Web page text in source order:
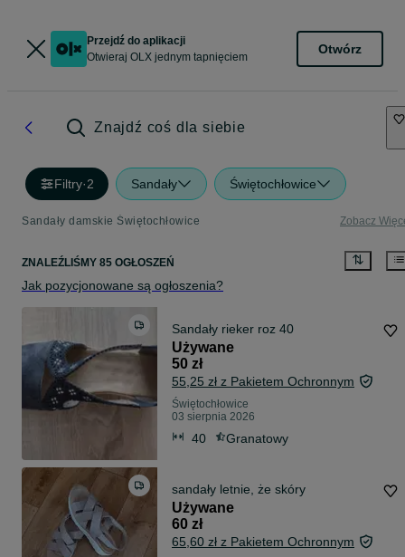
Przejdź do aplikacji
Otwieraj OLX jednym tapnięciem
Otwórz
Znajdź coś dla siebie
Filtry·2 Sandały Świętochłowice
Sandały damskie Świętochłowice Zobacz
ZNALEŹLIŚMY 85 OGŁOSZEŃ
Jak pozycjonowane są ogłoszenia?
Sandały rieker roz 40
Używane
50 zł
55,25 zł z Pakietem Ochronnym
Świętochłowice
03 sierpnia 2026
40 Granatowy
sandały letnie, że skóry
Używane
60 zł
65,60 zł z Pakietem Ochronnym